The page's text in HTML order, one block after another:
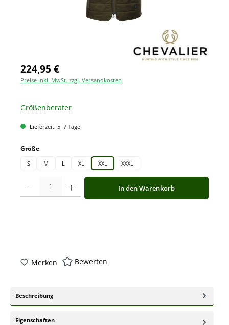
224,95 €
Preise inkl. MwSt. zzgl. Versandkosten
Größenberater
Lieferzeit: 5–7 Tage
Größeauswählen
S M L XL XXL XXXL
Produkt Anzahl: Gib den gewünschten Wert ein oder benutze die
In den Warenkorb
Merken Bewerten
Beschreibung
Eigenschaften